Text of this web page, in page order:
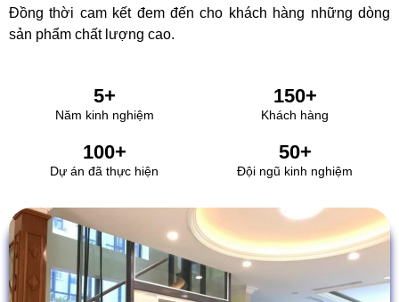
Đồng thời cam kết đem đến cho khách hàng những dòng
sản phẩm chất lượng cao.
Năm kinh nghiệm
5+
Khách hàng
150+
Dự án đã thực hiện
100+
Đội ngũ kinh nghiệm
50+